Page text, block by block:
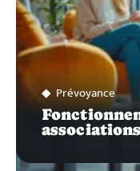
Prévoyance